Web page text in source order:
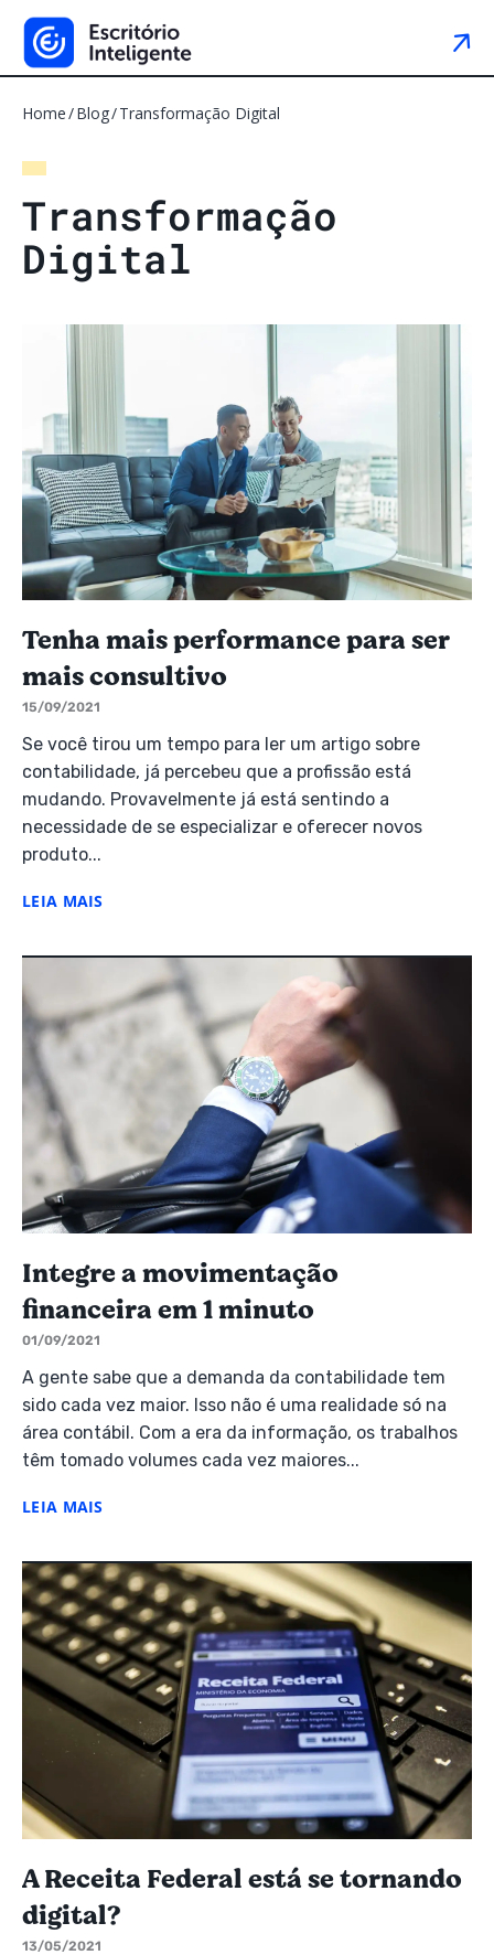
Home Blog Transformação Digital
Transformação
Digital
Tenha mais performance para ser
mais consultivo
15/09/2021
Se você tirou um tempo para ler um artigo sobre
contabilidade, já percebeu que a profissão está
mudando. Provavelmente já está sentindo a
necessidade de se especializar e oferecer novos
produto...
LEIA MAIS
Integre a movimentação
financeira em 1 minuto
01/09/2021
A gente sabe que a demanda da contabilidade tem
sido cada vez maior. Isso não é uma realidade só na
área contábil. Com a era da informação, os trabalhos
têm tomado volumes cada vez maiores...
LEIA MAIS
A Receita Federal está se tornando
digital?
13/05/2021